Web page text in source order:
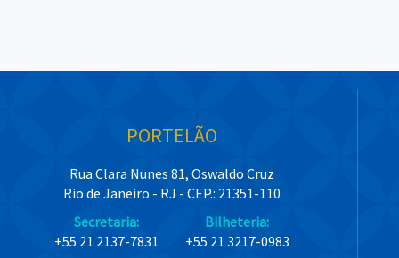
PORTELÃO
Rua Clara Nunes 81, Oswaldo Cruz
Rio de Janeiro - RJ - CEP.: 21351-110
Secretaria:
+55 21 2137-7831
Bilheteria:
+55 21 3217-0983